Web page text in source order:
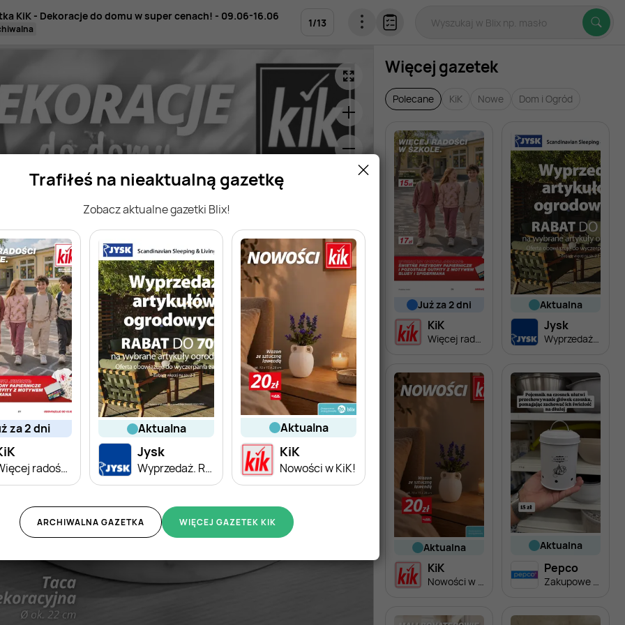
Trafiłeś na nieaktualną gazetkę
Zobacz aktualne gazetki Blix!
za 2 dni
Więcej radości w szkole z KiK!
aktualna
Jysk
Wyprzedaż. Rabat do 70%
aktualna
KiK
Nowości w KiK!
WIĘCEJ GAZETEK KIK
ARCHIWALNA GAZETKA
KiK - Dekoracje do domu w super cenach! - 09.06-16.06
1/13
Więcej gazetek
Polecane KiK Nowe Dom i Ogród
już za 2 dni
KiK
Więcej radości w szkole z KiK!
aktualna
Jysk
Wyprzedaż. Rabat do 70%
aktualna
KiK
aktualna
Pepco